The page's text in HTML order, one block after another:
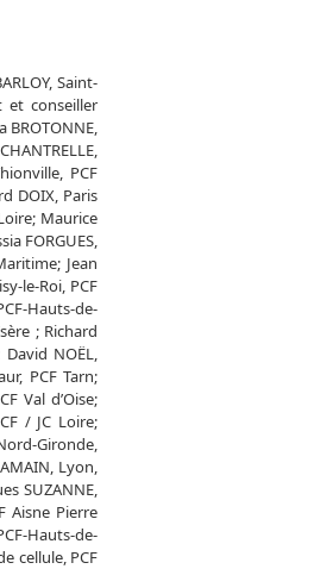
Saint-
et conseiller
BROTONNE,
PCF
DOIX, Paris
Maurice
FORGUES,
Jean
le-Roi, PCF
Hauts-de-
; Richard
David NOËL,
PCF Tarn;
Val d’Oise;
/ JC Loire;
Gironde,
Lyon,
SUZANNE,
Aisne Pierre
Hauts-de-
cellule, PCF